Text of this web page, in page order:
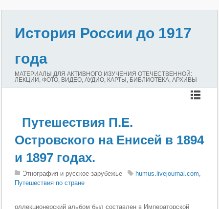
История России до 1917
года
МАТЕРИАЛЫ ДЛЯ АКТИВНОГО ИЗУЧЕНИЯ ОТЕЧЕСТВЕННОЙ:
ЛЕКЦИИ, ФОТО, ВИДЕО, АУДИО, КАРТЫ, БИБЛИОТЕКА, АРХИВЫ
Путешествия П.Е.
Островского на Енисей в 1894
и 1897 годах.
Этнография и русское зарубежье humus.livejournal.com,
Путешествия по стране
оллекционерский альбом был составлен в Императорской